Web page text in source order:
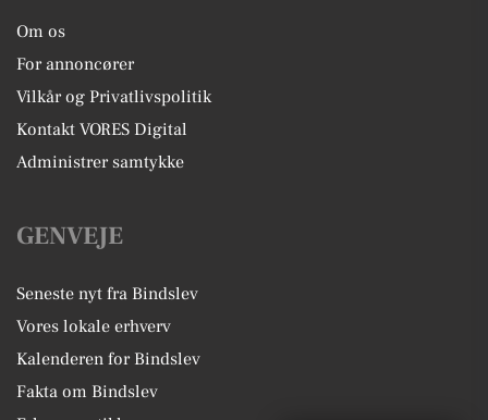
Om os
For annoncører
Vilkår og Privatlivspolitik
Kontakt VORES Digital
Administrer samtykke
GENVEJE
Seneste nyt fra Bindslev
Vores lokale erhverv
Kalenderen for Bindslev
Fakta om Bindslev